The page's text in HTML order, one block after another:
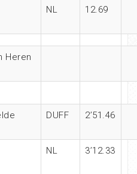
NL 12.69
Heren
DUFF 2’51.46
NL 3’12.33